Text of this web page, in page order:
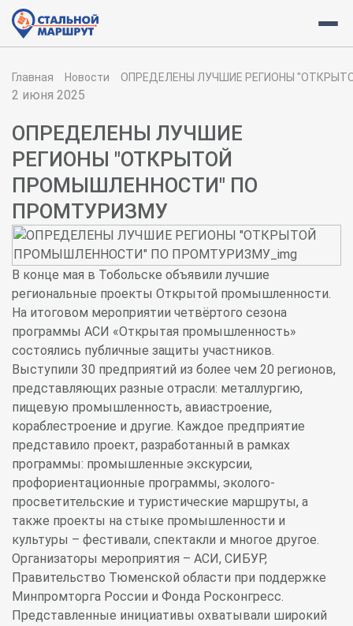
Главная Новости ОПРЕДЕЛЕНЫ ЛУЧШИЕ РЕГИОНЫ
2 июня 2025
ОПРЕДЕЛЕНЫ ЛУЧШИЕ
РЕГИОНЫ "ОТКРЫТОЙ
ПРОМЫШЛЕННОСТИ" ПО
ПРОМТУРИЗМУ
В конце мая в Тобольске объявили лучшие
региональные проекты Открытой промышленности.
На итоговом мероприятии четвёртого сезона
программы АСИ «Открытая промышленность»
состоялись публичные защиты участников.
Выступили 30 предприятий из более чем 20 регионов,
представляющих разные отрасли: металлургию,
пищевую промышленность, авиастроение,
кораблестроение и другие. Каждое предприятие
представило проект, разработанный в рамках
программы: промышленные экскурсии,
профориентационные программы, эколого-
просветительские и туристические маршруты, а
также проекты на стыке промышленности и
культуры – фестивали, спектакли и многое другое.
Организаторы мероприятия – АСИ, СИБУР,
Правительство Тюменской области при поддержке
Минпромторга России и Фонда Росконгресс.
Представленные инициативы охватывали широкий